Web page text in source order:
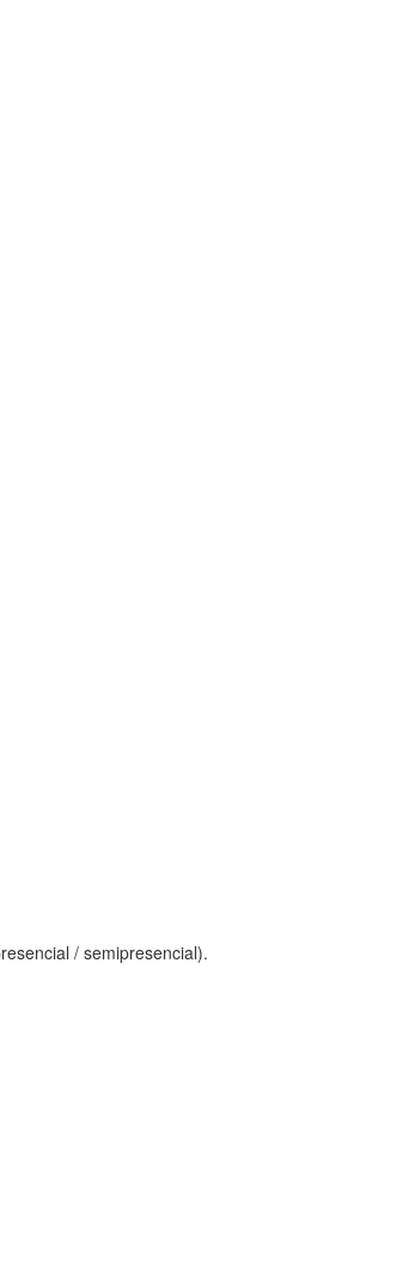
/ semipresencial).